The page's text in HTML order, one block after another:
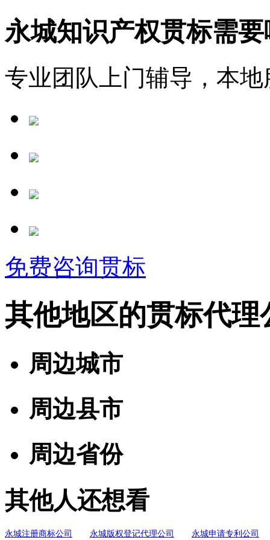
永城知识产权贯标需
专业团队上门辅导，本
免费咨询贯标
其他地区的贯标代理
周边城市
周边县市
周边省份
其他人还想看
永城注册商标公司 永城版权登记代理公司
永城申请专利公司